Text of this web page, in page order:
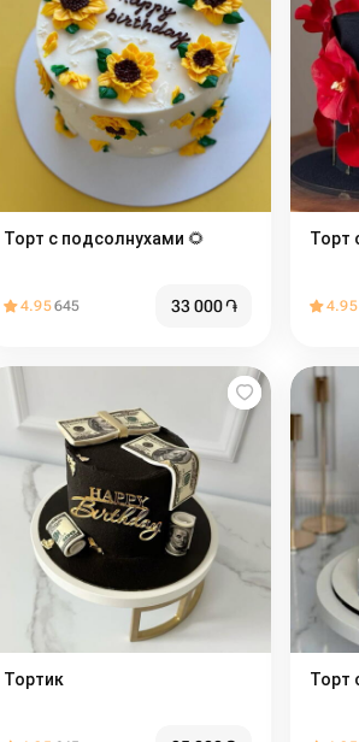
Торт с подсолнухами 🌻
4.95645 33 000֏ 4.95
Тортик Торт